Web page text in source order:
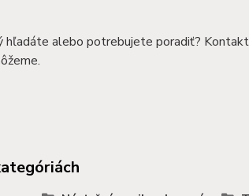
hľadáte alebo potrebujete poradiť?